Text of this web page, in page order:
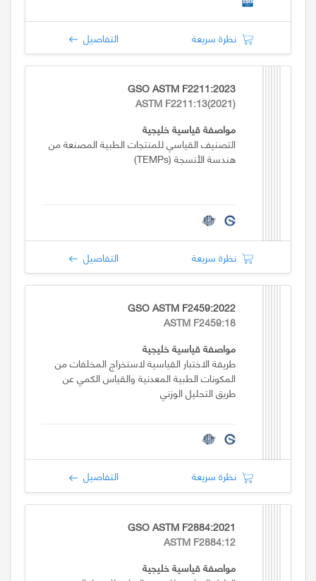
نظرة سريعة التفاصيل
GSO ASTM F2211:2023
ASTM F2211:13(2021)
مواصفة قياسية خليجية
التصنيف القياسي للمنتجات الطبية المصنعة من
هندسة الأنسجة (TEMPs)
نظرة سريعة التفاصيل
GSO ASTM F2459:2022
ASTM F2459:18
مواصفة قياسية خليجية
طريقة الاختبار القياسية لاستخراج المخلفات من
المكونات الطبية المعدنية والقياس الكمي عن
طريق التحليل الوزني
نظرة سريعة التفاصيل
GSO ASTM F2884:2021
ASTM F2884:12
مواصفة قياسية خليجية